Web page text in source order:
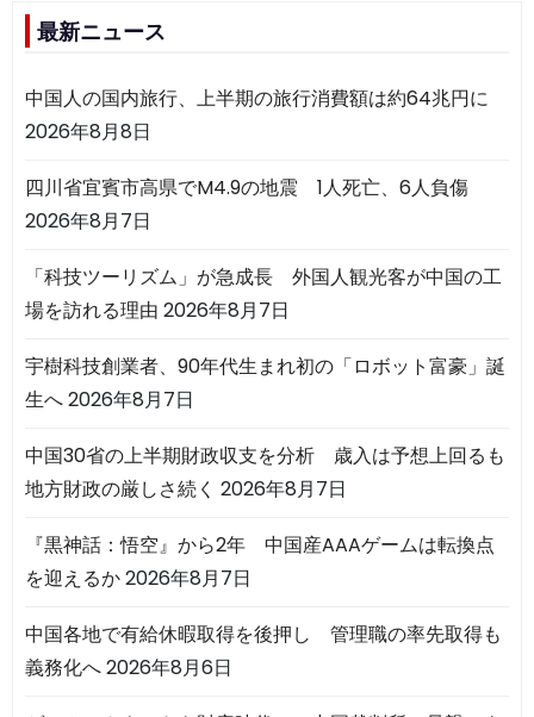
最新ニュース
中国人の国内旅行、上半期の旅行消費額は約64兆円に
2026年8月8日
四川省宜賓市高県でM4.9の地震 1人死亡、6人負傷
2026年8月7日
「科技ツーリズム」が急成長 外国人観光客が中国の工
場を訪れる理由 2026年8月7日
宇樹科技創業者、90年代生まれ初の「ロボット富豪」誕
生へ2026年8月7日
中国30省の上半期財政収支を分析 歳入は予想上回るも
地方財政の厳しさ続く 2026年8月7日
『黒神話：悟空』から2年 中国産AAAゲームは転換点
を迎えるか2026年8月7日
中国各地で有給休暇取得を後押し 管理職の率先取得も
義務化へ2026年8月6日